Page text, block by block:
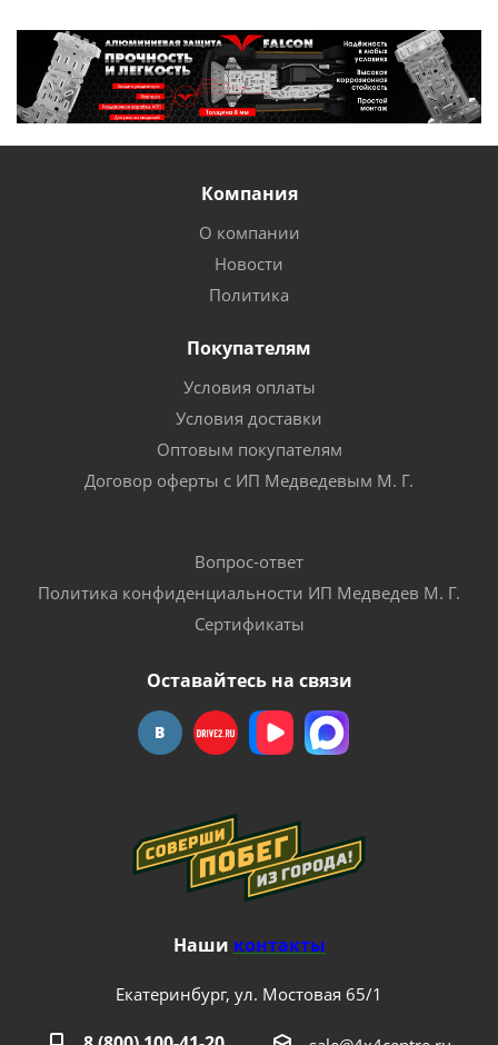
Компания
О компании
Новости
Политика
Покупателям
Условия оплаты
Условия доставки
Оптовым покупателям
Договор оферты с ИП Медведевым М. Г.
Вопрос-ответ
Политика конфиденциальности ИП Медведев М. Г.
Сертификаты
Оставайтесь на связи
Наши контакты
Екатеринбург, ул. Мостовая 65/1